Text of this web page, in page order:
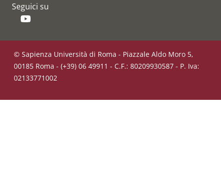
Seguici su
© Sapienza Università di Roma - Piazzale Aldo Moro 5,
00185 Roma - (+39) 06 49911 - C.F.: 80209930587 - P. Iva:
02133771002